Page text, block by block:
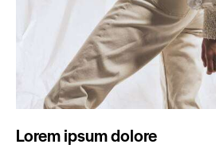
Lorem ipsum dolore